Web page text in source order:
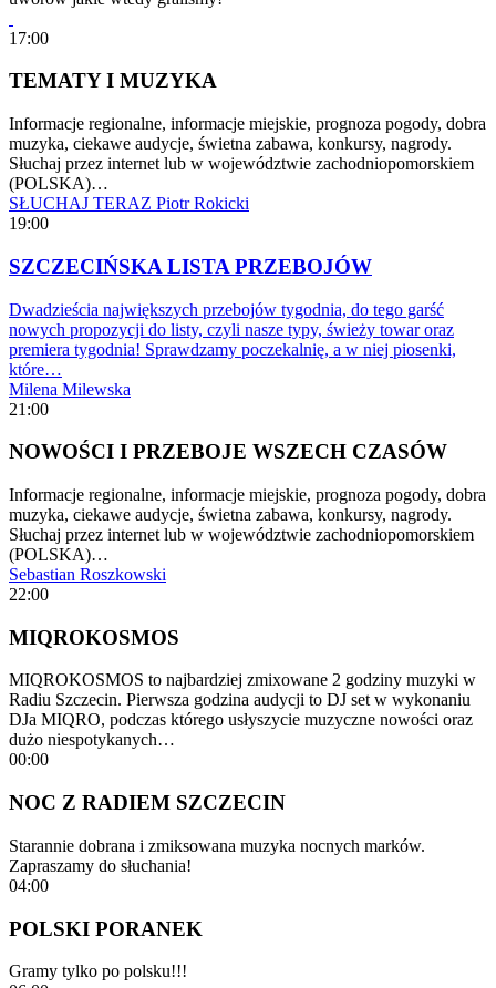
17:00
TEMATY I MUZYKA
Informacje regionalne, informacje miejskie, prognoza pogody, dobra
muzyka, ciekawe audycje, świetna zabawa, konkursy, nagrody.
Słuchaj przez internet lub w województwie zachodniopomorskiem
(POLSKA)…
SŁUCHAJ TERAZ Piotr Rokicki
19:00
SZCZECIŃSKA LISTA PRZEBOJÓW
Dwadzieścia największych przebojów tygodnia, do tego garść
nowych propozycji do listy, czyli nasze typy, świeży towar oraz
premiera tygodnia! Sprawdzamy poczekalnię, a w niej piosenki,
które…
Milena Milewska
21:00
NOWOŚCI I PRZEBOJE WSZECH CZASÓW
Informacje regionalne, informacje miejskie, prognoza pogody, dobra
muzyka, ciekawe audycje, świetna zabawa, konkursy, nagrody.
Słuchaj przez internet lub w województwie zachodniopomorskiem
(POLSKA)…
Sebastian Roszkowski
22:00
MIQROKOSMOS
MIQROKOSMOS to najbardziej zmixowane 2 godziny muzyki w
Radiu Szczecin. Pierwsza godzina audycji to DJ set w wykonaniu
DJa MIQRO, podczas którego usłyszycie muzyczne nowości oraz
dużo niespotykanych…
00:00
NOC Z RADIEM SZCZECIN
Starannie dobrana i zmiksowana muzyka nocnych marków.
Zapraszamy do słuchania!
04:00
POLSKI PORANEK
Gramy tylko po polsku!!!